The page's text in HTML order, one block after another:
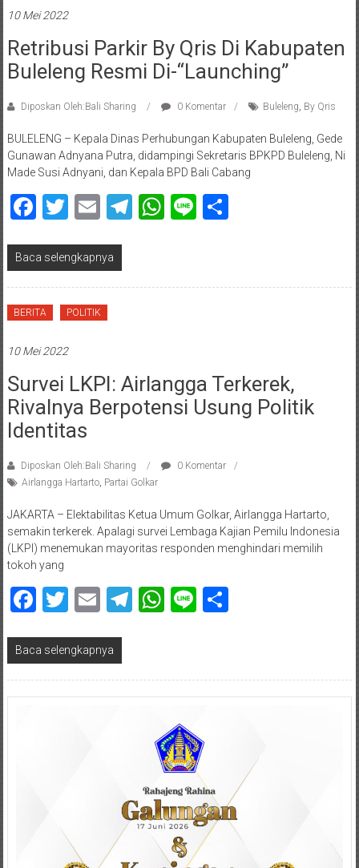
10 Mei 2022
Retribusi Parkir By Qris Di Kabupaten
Buleleng Resmi Di-“launching”
Diposkan Oleh:Bali Sharing 0 Komentar Buleleng, By Qris
BULELENG – Kepala Dinas Perhubungan Kabupaten Buleleng, Gede
Gunawan Adnyana Putra, didampingi Sekretaris BPKPD Buleleng, Ni
Made Susi Adnyani, dan Kepala BPD Bali Cabang
Facebook
Twitter
EmailTelegram
WhatsApp
LineShare
Baca selengkapnya
BERITA POLITIK
10 Mei 2022
Survei LKPI: Airlangga Terkerek,
Rivalnya Berpotensi Usung Politik
Identitas
Diposkan Oleh:Bali Sharing
0 Komentar
Airlangga Hartarto, Partai Golkar
JAKARTA – Elektabilitas Ketua Umum Golkar, Airlangga Hartarto,
semakin terkerek. Apalagi survei Lembaga Kajian Pemilu Indonesia
(LKPI) menemukan mayoritas responden menghindari memilih
tokoh yang
Facebook
Twitter
EmailTelegram
WhatsApp
LineShare
Baca selengkapnya